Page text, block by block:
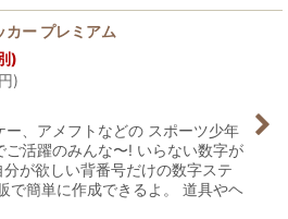
カー プレミアム
)
円)
ー、アメフトなどの スポーツ少年
ご活躍のみんな〜! いらない数字が
が欲しい背番号だけの数字ステ
で簡単に作成できるよ。 道具やヘ